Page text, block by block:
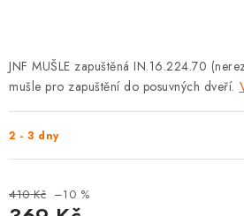
KOVÁNÍ A KLIKY
VISACÍ ZÁMKY
JNF MUŠLE zapuštěná IN.16.224.70
mušle pro zapuštění do posuvných dveří.
2 - 3 dny
410 Kč –10 %